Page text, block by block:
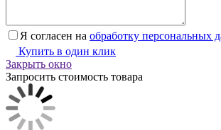
Я согласен на обработку персональных
Купить в один клик
Закрыть окно
Запросить стоимость товара